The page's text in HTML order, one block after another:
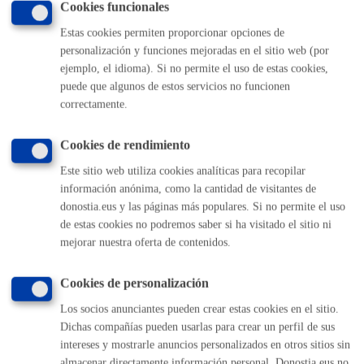
del silencio
El registro de la solicitud se hace en el momento. El plazo
de resolución dependerá del contenido de la solicitud y el
tipo de trámite a que dé lugar.
Pasos del procedimiento
Identificación de la persona solicitante o representante
Registro de la solicitud y/o documentación
Emisión de justificante del registro realizado o sellado
de copia de la solicitud indicando fecha y número de
Responsable de la tramitación
Departamento: Dirección de Presidencia
Cookies funcionales
Estas cookies permiten proporcionar opciones de
personalización y funciones mejoradas en el sitio web (por
ejemplo, el idioma). Si no permite el uso de estas cookies,
puede que algunos de estos servicios no funcionen
correctamente.
Cookies de rendimiento
Este sitio web utiliza cookies analíticas para recopilar
información anónima, como la cantidad de visitantes de
donostia.eus y las páginas más populares. Si no permite el uso
de estas cookies no podremos saber si ha visitado el sitio ni
mejorar nuestra oferta de contenidos.
Cookies de personalización
Los socios anunciantes pueden crear estas cookies en el sitio.
Dichas compañías pueden usarlas para crear un perfil de sus
intereses y mostrarle anuncios personalizados en otros sitios sin